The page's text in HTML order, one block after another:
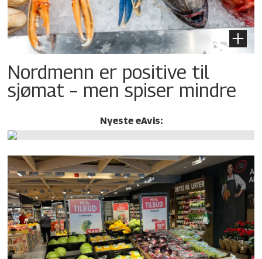
Nordmenn er positive til
sjømat – men spiser mindre
Nyeste eAvis: